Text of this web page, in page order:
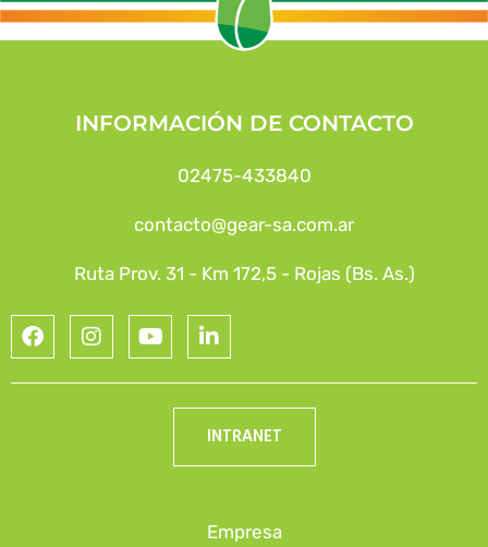
INFORMACIÓN DE CONTACTO
02475-433840
contacto@gear-sa.com.ar
Ruta Prov. 31 - Km 172,5 - Rojas (Bs. As.)
INTRANET
Empresa